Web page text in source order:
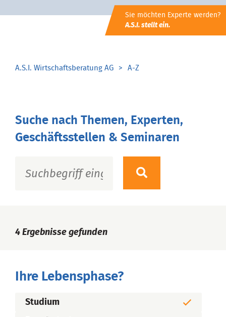
Sie möchten Experte werden?
A.S.I. stellt ein.
A.S.I. Wirtschaftsberatung AG A-Z
Suche nach Themen, Experten,
Geschäftsstellen & Seminaren
4 Ergebnisse gefunden
Ihre Lebensphase?
Studium